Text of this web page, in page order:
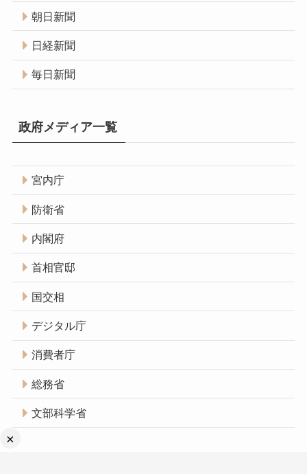
×
朝日新聞
日経新聞
毎日新聞
政府メディア一覧
宮内庁
防衛省
内閣府
首相官邸
国交相
デジタル庁
消費者庁
総務省
文部科学省